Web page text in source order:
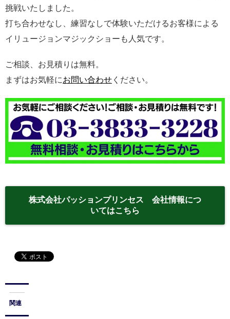
挑戦いたしました。
打ち合わせなし、練習なしで体験いただけるお客様による
イリュージョンマジックショーも人気です。
ご相談、お見積りは無料。
まずはお気軽にお問い合わせ ください。
株式会社パッションプリンセス 会社情報につ
いてはこちら
関連